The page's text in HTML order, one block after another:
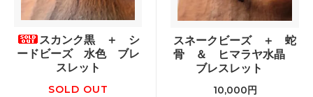
スカンク黒 ＋ シ
ードビーズ 水色 ブレ
スレット
SOLD OUT
スネークビーズ ＋ 蛇
骨 ＆ ヒマラヤ水晶
ブレスレット
10,000円